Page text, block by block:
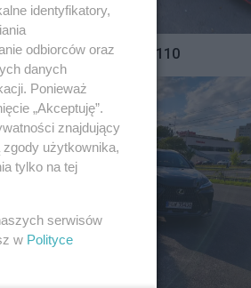
parkowania #110
identyfikatory,
odbiorców oraz
danych
Ponieważ
„Akceptuję”.
znajdujący
użytkownika,
tylko na tej
serwisów
w Polityce